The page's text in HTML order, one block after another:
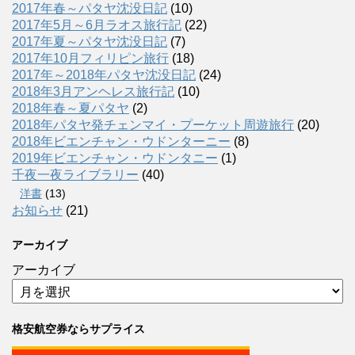
2017年春～パタヤ沈没日記 (10)
2017年5月～6月ラオス旅行記 (22)
2017年夏～パタヤ沈没日記 (7)
2017年10月フィリピン旅行 (18)
2017年～2018年パタヤ沈没日記 (24)
2018年3月アンヘレス旅行記 (10)
2018年春～夏パタヤ (2)
2018年パタヤ発チェンマイ・プーケット周遊旅行 (20)
2018年ビエンチャン・ウドンターニー (8)
2019年ビエンチャン・ウドンタニー (1)
千夜一夜ライブラリー (40)
洋書 (13)
お知らせ (21)
アーカイブ
アーカイブ
格安航空券ならサプライス